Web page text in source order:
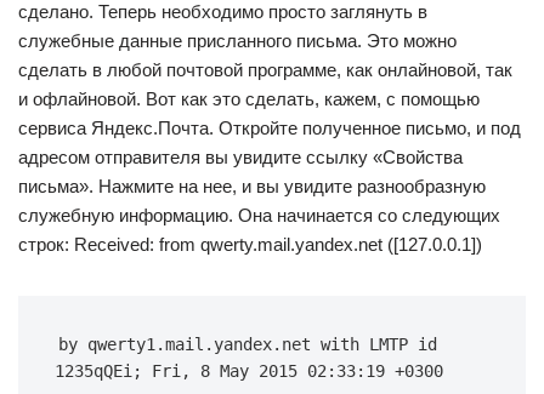
сделано. Теперь необходимо просто заглянуть в
служебные данные присланного письма. Это можно
сделать в любой почтовой программе, как онлайновой, так
и офлайновой. Вот как это сделать, кажем, с помощью
сервиса Яндекс.Почта. Откройте полученное письмо, и под
адресом отправителя вы увидите ссылку «Свойства
письма». Нажмите на нее, и вы увидите разнообразную
служебную информацию. Она начинается со следующих
строк: Received: from qwerty.mail.yandex.net ([127.0.0.1])
by qwerty1.mail.yandex.net with LMTP id
1235qQEi; Fri, 8 May 2015 02:33:19 +0300